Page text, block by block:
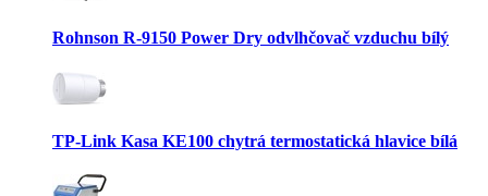
Rohnson R-9150 Power Dry odvlhčovač vzduchu bílý
TP-Link Kasa KE100 chytrá termostatická hlavice bílá